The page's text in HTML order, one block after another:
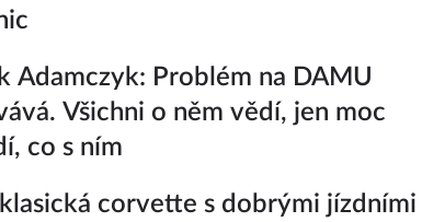
Adamczyk: Problém na DAMU
Všichni o něm vědí, jen moc
co s ním
corvette s dobrými jízdními